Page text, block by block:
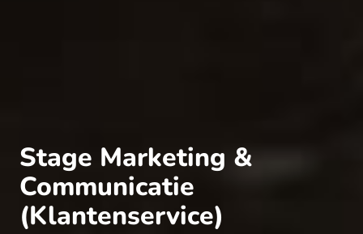
Stage Marketing &
Communicatie
(Klantenservice)